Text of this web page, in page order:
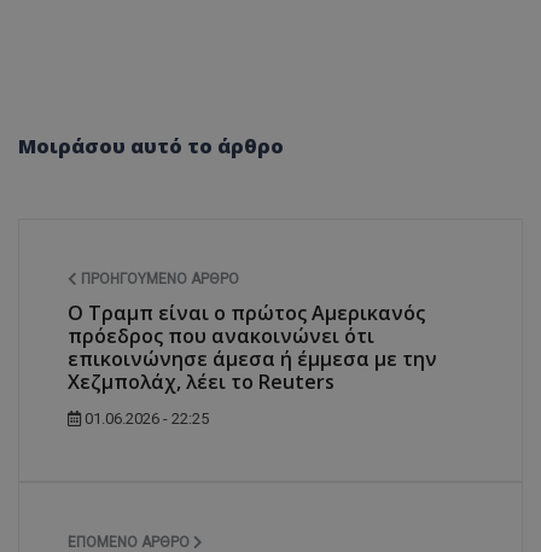
Μοιράσου αυτό το άρθρο
ΠΡΟΗΓΟΎΜΕΝΟ ΆΡΘΡΟ
Ο Τραμπ είναι ο πρώτος Αμερικανός
πρόεδρος που ανακοινώνει ότι
επικοινώνησε άμεσα ή έμμεσα με την
Χεζμπολάχ, λέει το Reuters
01.06.2026 - 22:25
ΕΠΌΜΕΝΟ ΆΡΘΡΟ